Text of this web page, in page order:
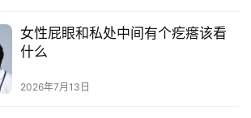
女性️屁眼和私处中间有个疙瘩该看
什么
2026年7月13日